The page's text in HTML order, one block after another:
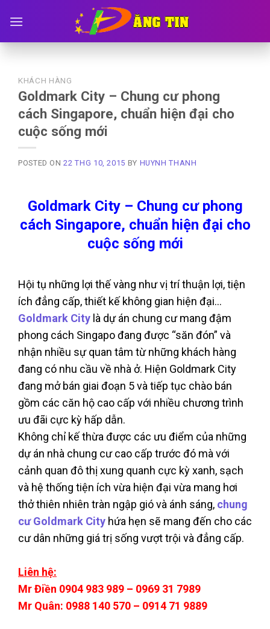
KHÁCH HÀNG
Goldmark City – Chung cư phong
cách Singapore, chuẩn hiện đại cho
cuộc sống mới
POSTED ON22 THG 10, 2015 BY HUYNH THANH
Goldmark City – Chung cư phong
cách Singapore, chuẩn hiện đại cho
cuộc sống mới
Hội tụ những lợi thế vàng như vị trí thuận lợi, tiện
ích đẳng cấp, thiết kế không gian hiện đại…
Goldmark City là dự án chung cư mang đậm
phong cách Singapo đang được “săn đón” và
nhận nhiều sự quan tâm từ những khách hàng
đang có nhu cầu về nhà ở. Hiện Goldmark City
đang mở bán giai đoạn 5 và tiếp tục chào bán
gồm các căn hộ cao cấp với nhiều chương trình
ưu đãi cực kỳ hấp dẫn.
Không chỉ kế thừa được các ưu điểm của những
dự án nhà chung cư cao cấp trước đó mà với
cảnh quan đô thị xung quanh cực kỳ xanh, sạch
và hệ thống tiện ích vừa hiện đại vừa mang hơi
thở thiên nhiên tràn ngập gió và ánh sáng, chung
cư Goldmark City hứa hẹn sẽ mang đến cho các
cư dân những giá trị sống vượt trội và đẳng cấp.
Liên hệ:
Mr Điền 0904 983 989 – 0969 31 7989
Mr Quân: 0988 140 570 – 0914 71 9889